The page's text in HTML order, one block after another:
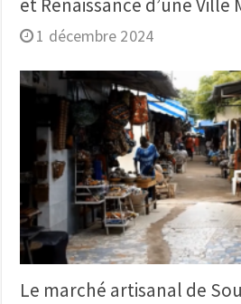
1 décembre 2024
Le marché artisanal de